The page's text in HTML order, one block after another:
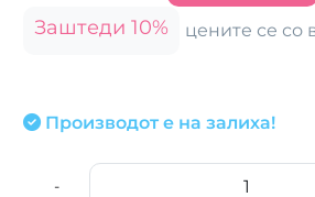
Заштеди 10%
цените се со
Производот е на залиха!
-